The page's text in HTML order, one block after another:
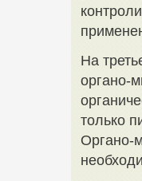
На
органо-
только
Органо-